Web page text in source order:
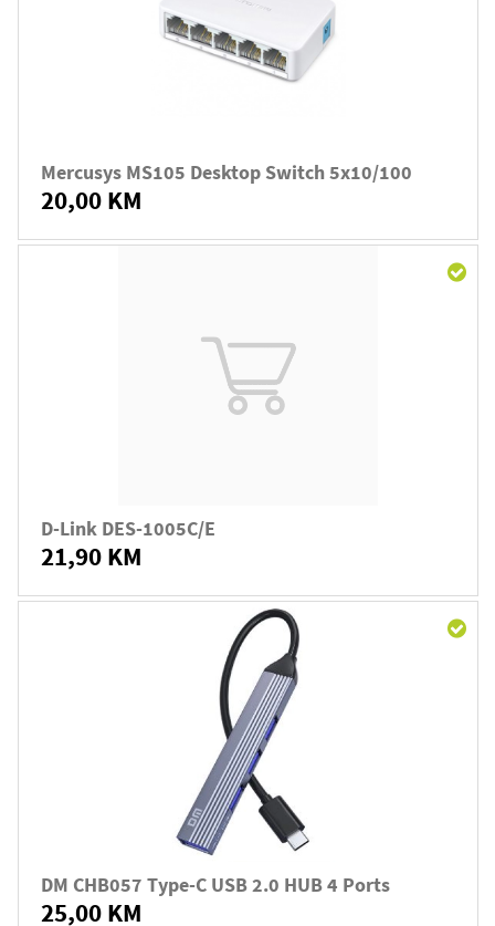
Mercusys MS105 Desktop Switch 5x10/100
20,00 KM
D-Link DES-1005C/E
21,90 KM
DM CHB057 Type-C USB 2.0 HUB 4 Ports
25,00 KM